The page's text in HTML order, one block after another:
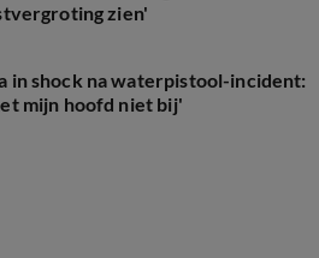
zien'
in shock na waterpistool-incident:
mijn hoofd niet bij'